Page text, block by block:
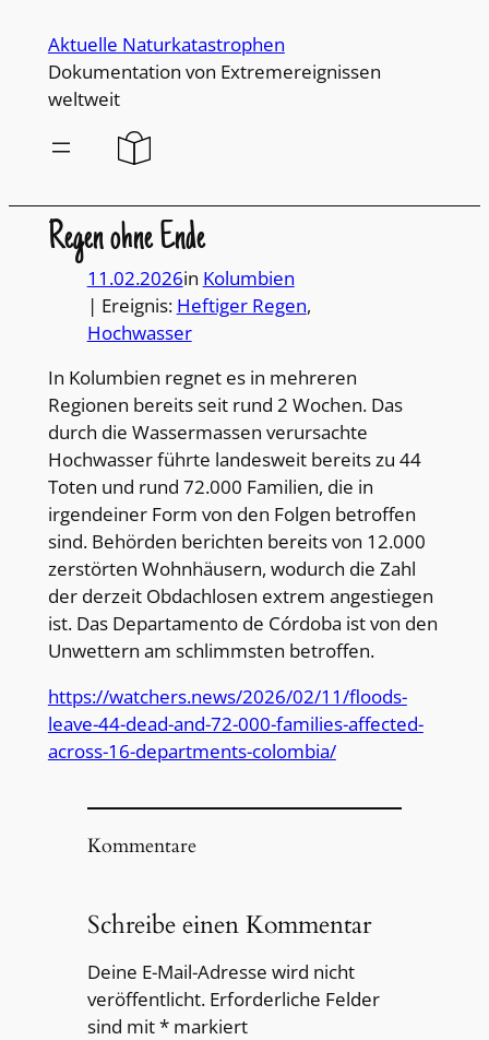
Inhalt
wechseln
Aktuelle Naturkatastrophen
Dokumentation von Extremereignissen
weltweit
Regen ohne Ende
11.02.2026in Kolumbien
| Ereignis: Heftiger Regen
Hochwasser
In Kolumbien regnet es in mehreren
Regionen bereits seit rund 2 Wochen. Das
durch die Wassermassen verursachte
Hochwasser führte landesweit bereits zu 44
Toten und rund 72.000 Familien, die in
irgendeiner Form von den Folgen betroffen
sind. Behörden berichten bereits von 12.000
zerstörten Wohnhäusern, wodurch die Zahl
der derzeit Obdachlosen extrem angestiegen
ist. Das Departamento de Córdoba ist von den
Unwettern am schlimmsten betroffen.
https://watchers.news/2026/02/11/floods-
leave-44-dead-and-72-000-families-affected-
across-16-departments-colombia/
Kommentare
Schreibe einen Kommentar
Deine E-Mail-Adresse wird nicht
veröffentlicht. Erforderliche Felder
sind mit*markiert